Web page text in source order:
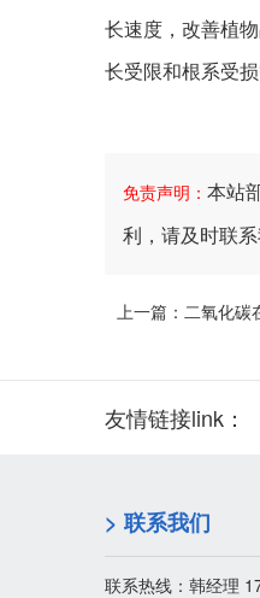
长速度，改善植
长受限和根系受
免责声明： 本站
利，请及时联系
上一篇： 二氧化碳
友情链接link：
> 联系我们
联系热线：韩经理